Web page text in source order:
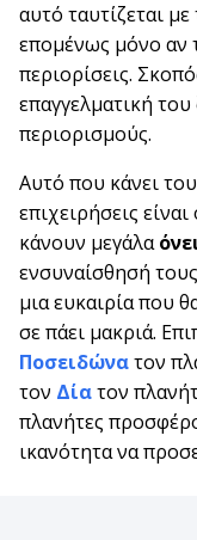
αυτό ταυτίζεται
επομένως μόνο αν
περιορίσεις.
επαγγελματική
περιορισμούς.
Αυτό που κάνει
επιχειρήσεις
κάνουν μεγάλα
ενσυναίσθησή
μια ευκαιρία που
σε πάει μακριά.
Ποσειδώνατον
τον Δίατον
πλανήτες
ικανότητα να